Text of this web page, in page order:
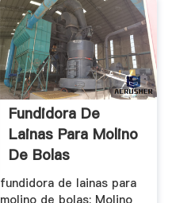
Fundidora De
Lainas Para Molino
De Bolas
fundidora de lainas para